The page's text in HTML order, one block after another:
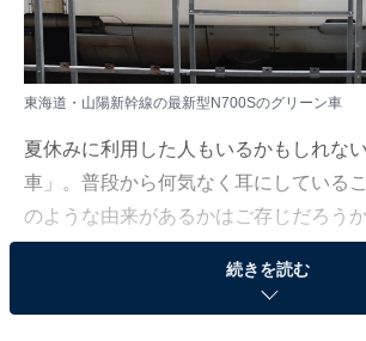
東海道・山陽新幹線の最新型N700Sのグリーン車
夏休みに利用した人もいるかもしれな
車」。普段から何気なく耳にしている
のような由来があるかはご存じだろうか
「All About」鉄道ガイドの野田隆が解説
続きを読む